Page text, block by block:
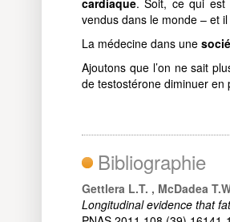
vendus dans le monde – et
La médecine dans une
Ajoutons que l’on ne sait
de testostérone diminuer en
Bibliographie
Gettlera L.T. , McDadea
Longitudinal evidence that